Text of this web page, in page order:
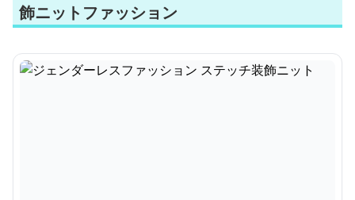
飾ニットファッション